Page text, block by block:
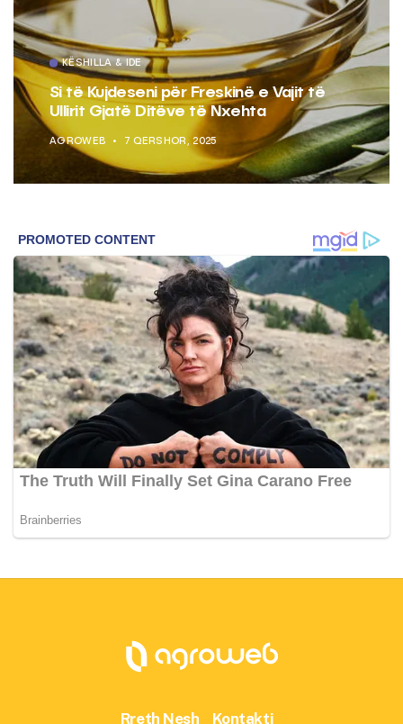
KËSHILLA & IDE
Si të Kujdeseni për Freskinë e Vajit të
Ullirit Gjatë Ditëve të Nxehta
AGROWEB 7 QERSHOR, 2025
Rreth Nesh Kontakti